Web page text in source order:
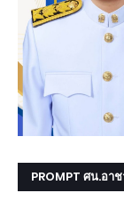
PROMPT ศน.อา